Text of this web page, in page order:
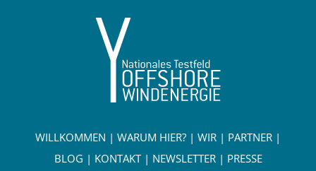
WILLKOMMEN | WARUM HIER? | WIR | PARTNER |
BLOG | KONTAKT| NEWSLETTER| PRESSE